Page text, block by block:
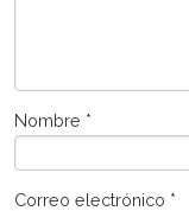
Nombre *
Correo electrónico *